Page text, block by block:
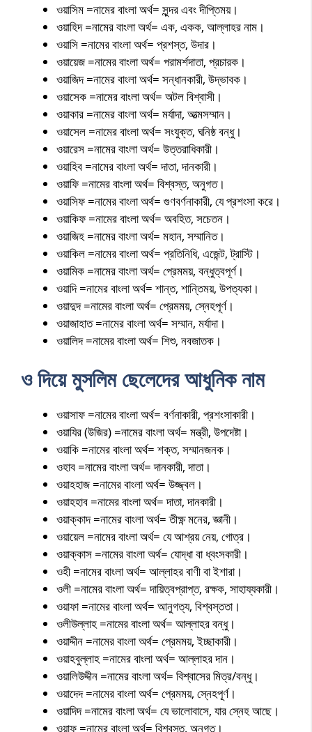
ওয়াসিম =নামের বাংলা অর্থ= সুন্দর এবং দীপ্তিময়।
ওয়াহিদ =নামের বাংলা অর্থ= এক, একক, আল্লাহর নাম।
ওয়াসি =নামের বাংলা অর্থ= প্রশস্ত, উদার।
ওয়ায়েজ =নামের বাংলা অর্থ= পরামর্শদাতা, প্রচারক।
ওয়াজিদ =নামের বাংলা অর্থ= সন্ধানকারী, উদ্ভাবক।
ওয়াসেক =নামের বাংলা অর্থ= অটল বিশ্বাসী।
ওয়াকার =নামের বাংলা অর্থ= মর্যাদা, আত্মসম্মান।
ওয়াসেল =নামের বাংলা অর্থ= সংযুক্ত, ঘনিষ্ঠ বন্ধু।
ওয়ারেস =নামের বাংলা অর্থ= উত্তরাধিকারী।
ওয়াহিব =নামের বাংলা অর্থ= দাতা, দানকারী।
ওয়াফি =নামের বাংলা অর্থ= বিশ্বস্ত, অনুগত।
ওয়াসিফ =নামের বাংলা অর্থ= গুণবর্ণনাকারী, যে প্রশংসা করে।
ওয়াকিফ =নামের বাংলা অর্থ= অবহিত, সচেতন।
ওয়াজিহ =নামের বাংলা অর্থ= মহান, সম্মানিত।
ওয়াকিল =নামের বাংলা অর্থ= প্রতিনিধি, এজেন্ট, ট্রাস্টি।
ওয়ামিক =নামের বাংলা অর্থ= প্রেমময়, বন্ধুত্বপূর্ণ।
ওয়াদি =নামের বাংলা অর্থ= শান্ত, শান্তিময়, উপত্যকা।
ওয়াদুদ =নামের বাংলা অর্থ= প্রেমময়, স্নেহপূর্ণ।
ওয়াজাহাত =নামের বাংলা অর্থ= সম্মান, মর্যাদা।
ওয়ালিদ =নামের বাংলা অর্থ= শিশু, নবজাতক।
ও দিয়ে মুসলিম ছেলেদের আধুনিক নাম
ওয়াসাফ =নামের বাংলা অর্থ= বর্ণনাকারী, প্রশংসাকারী।
ওয়াযির (উজির) =নামের বাংলা অর্থ= মন্ত্রী, উপদেষ্টা।
ওয়াকি =নামের বাংলা অর্থ= শক্ত, সম্মানজনক।
ওহাব =নামের বাংলা অর্থ= দানকারী, দাতা।
ওয়াহহাজ =নামের বাংলা অর্থ= উজ্জ্বল।
ওয়াহহাব =নামের বাংলা অর্থ= দাতা, দানকারী।
ওয়াক্কাদ =নামের বাংলা অর্থ= তীক্ষ্ণ মনের, জ্ঞানী।
ওয়ায়েল =নামের বাংলা অর্থ= যে আশ্রয় নেয়, গোত্র।
ওয়াক্কাস =নামের বাংলা অর্থ= যোদ্ধা বা ধ্বংসকারী।
ওহী =নামের বাংলা অর্থ= আল্লাহর বাণী বা ইশারা।
ওলী =নামের বাংলা অর্থ= দায়িত্বপ্রাপ্ত, রক্ষক, সাহায্যকারী।
ওয়াফা =নামের বাংলা অর্থ= আনুগত্য, বিশ্বস্ততা।
ওলীউল্লাহ =নামের বাংলা অর্থ= আল্লাহর বন্ধু।
ওয়াদ্দীন =নামের বাংলা অর্থ= প্রেমময়, ইচ্ছাকারী।
ওয়াহবুল্লাহ =নামের বাংলা অর্থ= আল্লাহর দান।
ওয়ালিউদ্দীন =নামের বাংলা অর্থ= বিশ্বাসের মিত্র/বন্ধু।
ওয়াদেদ =নামের বাংলা অর্থ= প্রেমময়, স্নেহপূর্ণ।
ওয়াদিদ =নামের বাংলা অর্থ= যে ভালোবাসে, যার স্নেহ আছে।
ওয়াফ =নামের বাংলা অর্থ= বিশ্বস্ত, অনুগত।